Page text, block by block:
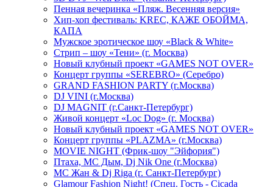
Пенная вечеринка «Пляж. Весенняя версия»
Хип-хоп фестиваль: KREC, КАЖЕ ОБОЙМА,
КАПА
Мужское эротическое шоу «Black & White»
Стрип – шоу «Тени» (г. Москва)
Новый клубный проект «GAMES NOT OVER»
Концерт группы «SEREBRO» (Серебро)
GRAND FASHION PARTY (г.Москва)
DJ VINI (г.Москва)
DJ MAGNIT (г.Санкт-Петербург)
Живой концерт «Loc Dog» (г. Москва)
Новый клубный проект «GAMES NOT OVER»
Концерт группы «PLAZMA» (г.Москва)
MOVIE NIGHT (Фрик-шоу "Эйфория")
Птаха, МС Дым, Dj Nik One (г.Москва)
МС Жан & Dj Riga (г. Санкт-Петербург)
Glamour Fashion Night! (Спец. Гость - Cicada